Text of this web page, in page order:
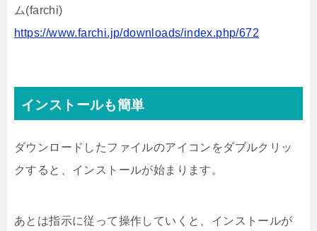
ム(farchi)
https://www.farchi.jp/downloads/index.php/672
インストールも簡単
ダウンロードしたファイルのアイコンをダブルクリッ
クすると、インストールが始まります。
あとは指示に従って操作していくと、インストールが